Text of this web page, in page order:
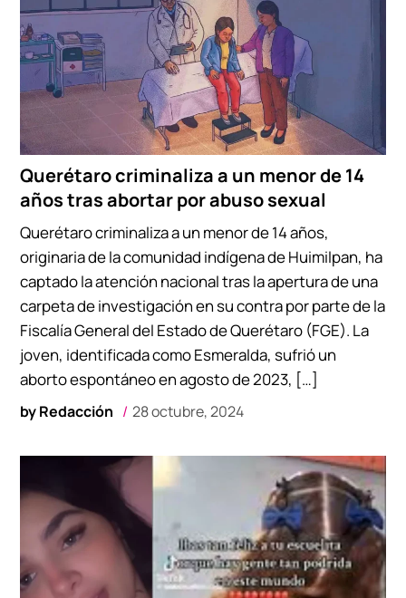
Querétaro criminaliza a un menor de 14
años tras abortar por abuso sexual
byRedacción 28 octubre, 2024
Querétaro criminaliza a un menor de 14 años,
originaria de la comunidad indígena de Huimilpan, ha
captado la atención nacional tras la apertura de una
carpeta de investigación en su contra por parte de la
Fiscalía General del Estado de Querétaro (FGE). La
joven, identificada como Esmeralda, sufrió un
aborto espontáneo en agosto de 2023, […]